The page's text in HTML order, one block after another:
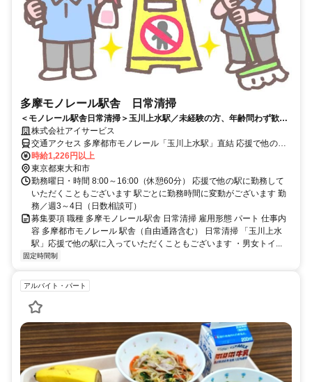
多摩モノレール駅舎 日常清掃
＜モノレール駅舎日常清掃＞玉川上水駅／未経験の方、年齢問わず歓迎
／勤務日数応相談／副業OK
株式会社アイサービス
交通アクセス 多摩都市モノレール「玉川上水駅」直結 応援で他の駅
に勤務していただくこともございます
時給1,226円以上
東京都東大和市
勤務曜日・時間 8:00～16:00（休憩60分） 応援で他の駅に勤務して
いただくこともございます 駅ごとに勤務時間に変動がございます 勤
務／週3～4日（日数相談可）
募集要項 職種 多摩モノレール駅舎 日常清掃 雇用形態 パート 仕事内
容 多摩都市モノレール 駅舎（自由通路含む） 日常清掃 「玉川上水
駅」応援で他の駅に入っていただくこともございます ・男女トイ...
固定時間制
アルバイト・パート